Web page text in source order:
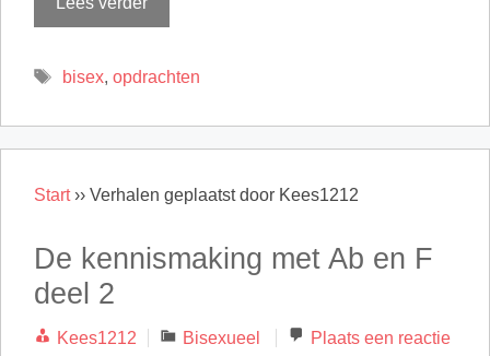
Tags
bisex, opdrachten
Start›› Verhalen geplaatst door Kees1212
De kennismaking met Ab en F
deel 2
Kees1212 Categorieën
Bisexueel
Plaats een reactie